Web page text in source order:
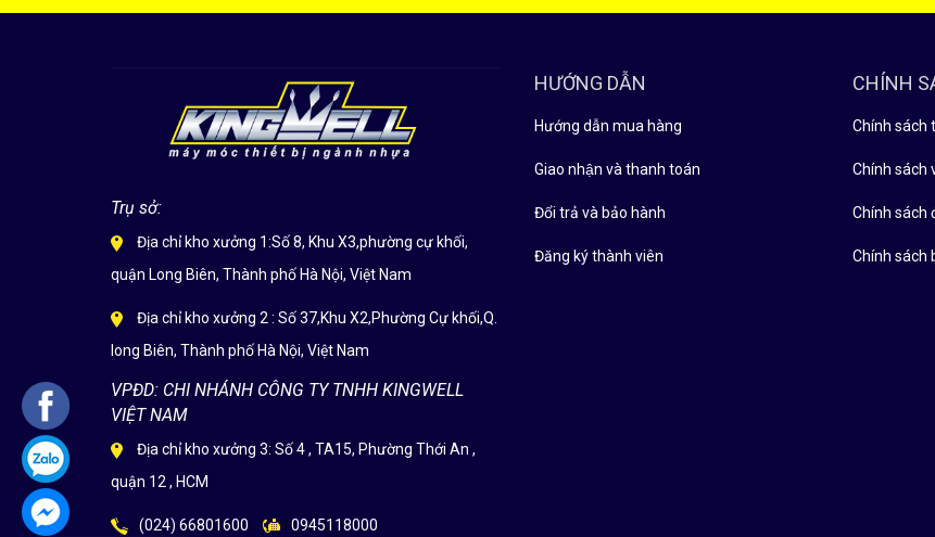
Trụ sở:
Địa chỉ kho xưởng 1:Số 8, Khu X3,phường cự khối,
quận Long Biên, Thành phố Hà Nội, Việt Nam
Địa chỉ kho xưởng 2 : Số 37,Khu X2,Phường Cự khối,Q.
long Biên, Thành phố Hà Nội, Việt Nam
VPĐD: CHI NHÁNH CÔNG TY TNHH KINGWELL
VIỆT NAM
Địa chỉ kho xưởng 3: Số 4 , TA15, Phường Thới An ,
quận 12 , HCM
(024) 66801600 0945118000
HƯỚNG DẪN
Hướng dẫn mua hàng
Giao nhận và thanh toán
Đổi trả và bảo hành
Đăng ký thành viên
CHÍNH
Chính sách
Chính sách
Chính sách
Chính sách